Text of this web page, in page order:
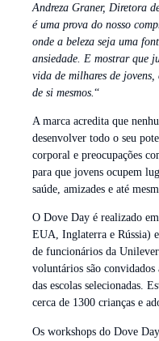
Andreza Graner, Diretora
é uma prova do nosso
onde a beleza seja uma
ansiedade. E mostrar que
vida de milhares de
de si mesmos. “
A marca acredita que
desenvolver todo o seu
corporal e preocupações
para que jovens ocupem
saúde, amizades e até
O Dove Day é realizado
EUA, Inglaterra e Rússia)
de funcionários da
voluntários são
das escolas selecionadas.
cerca de 1300 crianças e
Os workshops do Dove